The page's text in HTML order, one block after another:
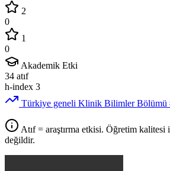
2
0
1
0
Akademik Etki
34 atıf
h-index 3
Türkiye geneli Klinik Bilimler Bölümü
Atıf = araştırma etkisi. Öğretim
değildir.